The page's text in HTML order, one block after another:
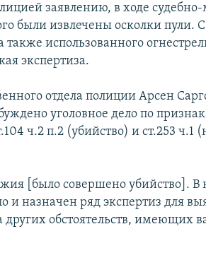
заявлению, в ходе
были извлечены осколки пули.
также использованного
экспертиза.
отдела полиции Арсен
уголовное дело по
ч.2 п.2 (убийство) и ст.253 ч.1
[было совершено убийство]. В
и назначен ряд экспертиз для
обстоятельств, имеющих